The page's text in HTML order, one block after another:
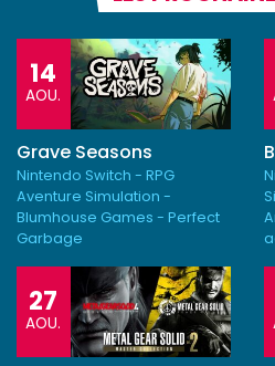
14
AOU.
Grave Seasons
Nintendo Switch - RPG
Aventure Simulation -
Blumhouse Games - Perfect
Garbage
27
AOU.